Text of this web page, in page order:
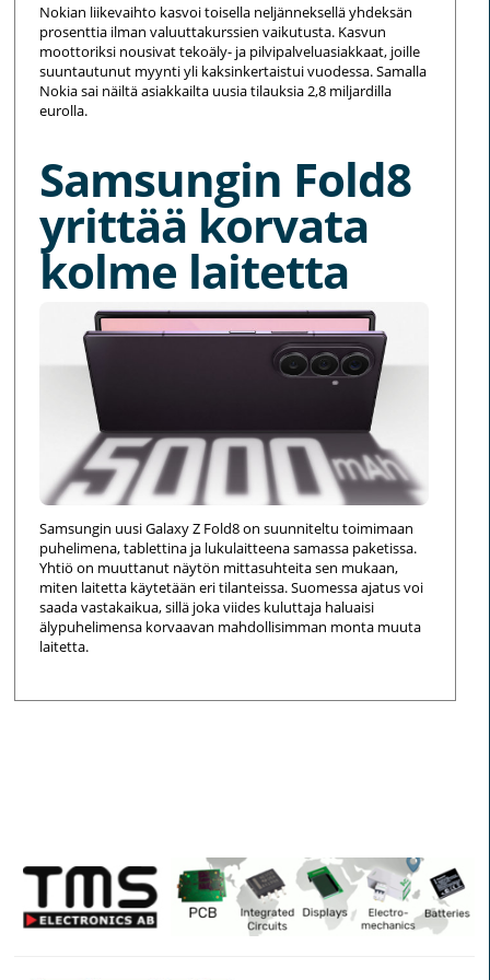
Nokian liikevaihto kasvoi toisella neljänneksellä yhdeksän
prosenttia ilman valuuttakurssien vaikutusta. Kasvun
moottoriksi nousivat tekoäly- ja pilvipalveluasiakkaat, joille
suuntautunut myynti yli kaksinkertaistui vuodessa. Samalla
Nokia sai näiltä asiakkailta uusia tilauksia 2,8 miljardilla
eurolla.
Samsungin Fold8
yrittää korvata
kolme laitetta
Samsungin uusi Galaxy Z Fold8 on suunniteltu toimimaan
puhelimena, tablettina ja lukulaitteena samassa paketissa.
Yhtiö on muuttanut näytön mittasuhteita sen mukaan,
miten laitetta käytetään eri tilanteissa. Suomessa ajatus voi
saada vastakaikua, sillä joka viides kuluttaja haluaisi
älypuhelimensa korvaavan mahdollisimman monta muuta
laitetta.